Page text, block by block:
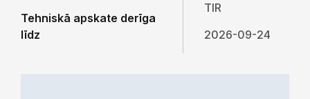
Tehniskā apskate derīga
līdz
TIR
2026-09-24